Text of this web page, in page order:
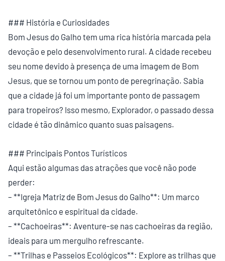
### História e Curiosidades
Bom Jesus do Galho tem uma rica história marcada pela
devoção e pelo desenvolvimento rural. A cidade recebeu
seu nome devido à presença de uma imagem de Bom
Jesus, que se tornou um ponto de peregrinação. Sabia
que a cidade já foi um importante ponto de passagem
para tropeiros? Isso mesmo, Explorador, o passado dessa
cidade é tão dinâmico quanto suas paisagens.
### Principais Pontos Turísticos
Aqui estão algumas das atrações que você não pode
perder:
– **Igreja Matriz de Bom Jesus do Galho**: Um marco
arquitetônico e espiritual da cidade.
– **Cachoeiras**: Aventure-se nas cachoeiras da região,
ideais para um mergulho refrescante.
– **Trilhas e Passeios Ecológicos**: Explore as trilhas que